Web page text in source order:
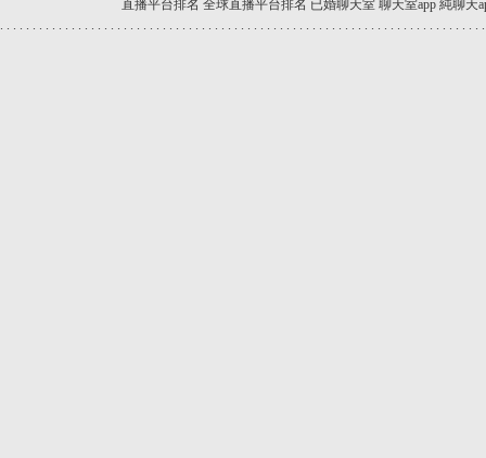
直播平台排名 全球直播平台排名 已婚聊天室 聊天室app 純聊天
. . . . . . . . . . . . . . . . . . . . . . . . . . . . . . . . . . . . . . . . . . . . . . . . . . . . . . . . . . . . . . . . . . . . . . . . . . .